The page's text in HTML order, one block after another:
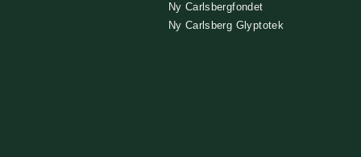
Ny Carlsbergfondet
Ny Carlsberg Glyptotek